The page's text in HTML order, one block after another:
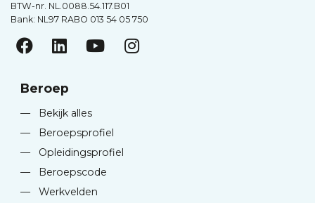
BTW-nr. NL.0088.54.117.B01
Bank: NL97 RABO 013 54 05 750
Beroep
—
Bekijk alles
—
Beroepsprofiel
—
Opleidingsprofiel
—
Beroepscode
—
Werkvelden